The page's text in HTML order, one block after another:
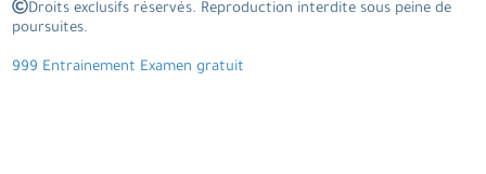
Droits exclusifs réservés. Reproduction interdite sous peine de
poursuites.
999 Entrainement Examen gratuit